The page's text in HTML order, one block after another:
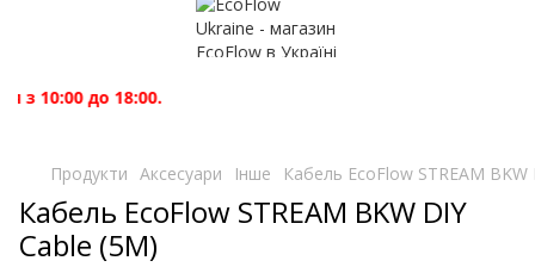
10:00 до 18:00.
Продукти Аксесуари Інше Кабель EcoFlow STREAM BKW
Кабель EcoFlow STREAM BKW DIY
Cable (5M)